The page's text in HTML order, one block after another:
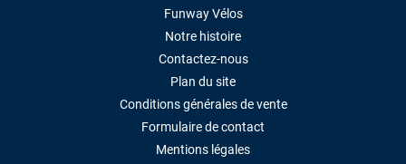
Funway Vélos
Notre histoire
Contactez-nous
Plan du site
Conditions générales de vente
Formulaire de contact
Mentions légales